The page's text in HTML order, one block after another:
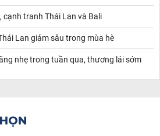
cạnh tranh Thái Lan và Bali
Lan giảm sâu trong mùa hè
nhẹ trong tuần qua, thương lái sớm